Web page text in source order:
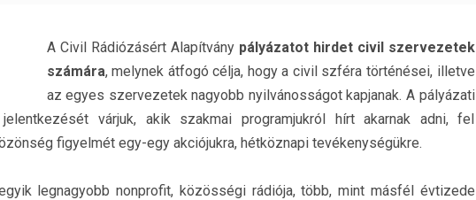
A Civil Rádiózásért Alapítvány pályázatot hirdet civil szervezetek
számára, melynek átfogó célja, hogy a civil szféra történései, illetve
az egyes szervezetek nagyobb nyilvánosságot kapjanak. A pályázati
várjuk, akik szakmai programjukról hírt akarnak adni, fel
figyelmét egy-egy akciójukra, hétköznapi tevékenységükre.
legnagyobb nonprofit, közösségi rádiója, több, mint másfél évtizede